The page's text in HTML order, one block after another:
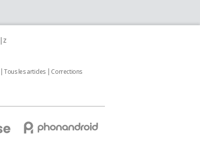
z
Tous les articles
Corrections